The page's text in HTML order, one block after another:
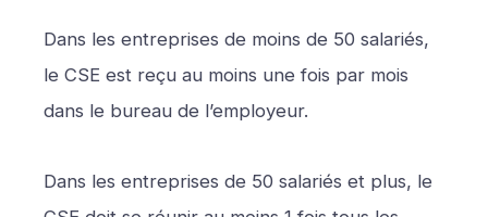
Dans les entreprises de moins de 50 salariés,
le CSE est reçu au moins une fois par mois
dans le bureau de l’employeur.
Dans les entreprises de 50 salariés et plus, le